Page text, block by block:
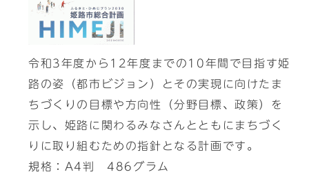
令和3年度から12年度までの10年間で目指す姫
路の姿（都市ビジョン）とその実現に向けたま
ちづくりの目標や方向性（分野目標、政策）を
示し、姫路に関わるみなさんとともにまちづく
りに取り組むための指針となる計画です。
規格：A4判 486グラム